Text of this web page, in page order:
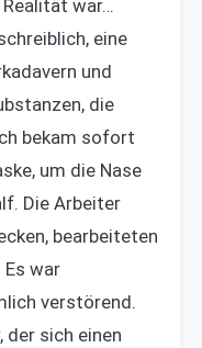
war…
eine
und
die
bekam sofort
um die Nase
Die Arbeiter
bearbeiteten
war
verstörend.
der sich einen